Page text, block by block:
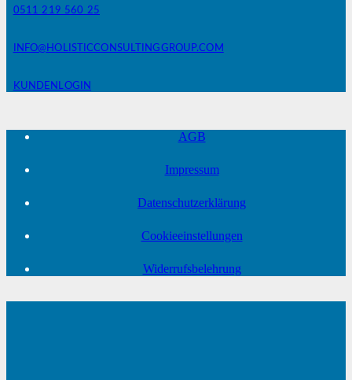
0511 219 560 25
INFO@HOLISTICCONSULTINGGROUP.COM
KUNDENLOGIN
AGB
Impressum
Datenschutzerklärung
Cookieeinstellungen
Widerrufsbelehrung